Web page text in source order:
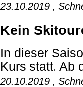
23.10.2019 ,
Kein
In dieser
Kurs statt. Ab
20.10.2019 ,